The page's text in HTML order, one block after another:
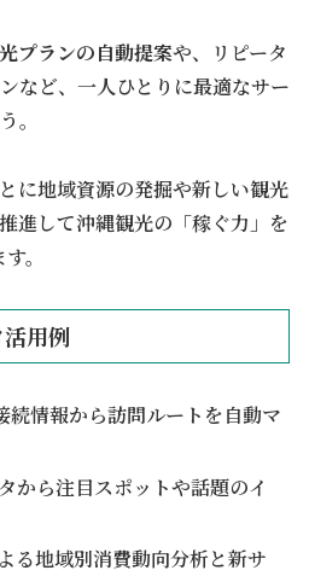
プランの自動提案や、リピータ
など、一人ひとりに最適なサー
。
に地域資源の発掘や新しい観光
進して沖縄観光の「稼ぐ力」を
。
用例
情報から訪問ルートを自動マ
から注目スポットや話題のイ
る地域別消費動向分析と新サ